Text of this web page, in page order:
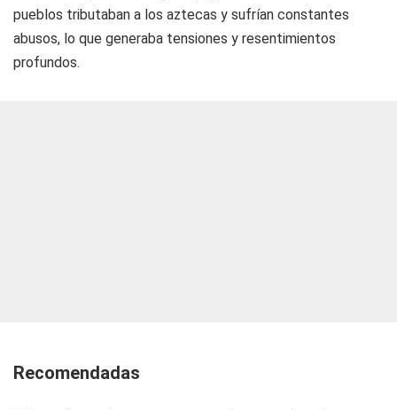
pueblos tributaban a los aztecas y sufrían constantes
abusos, lo que generaba tensiones y resentimientos
profundos.
Recomendadas